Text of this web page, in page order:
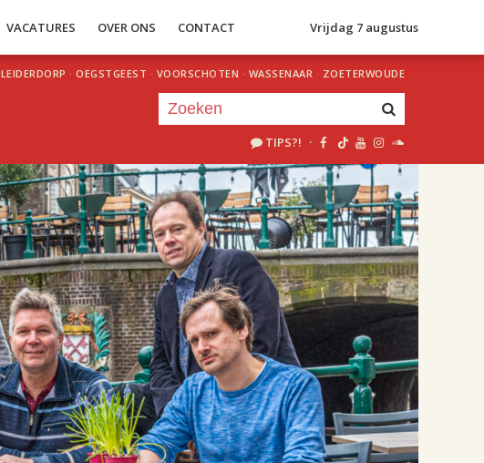
VACATURES OVER ONS CONTACT Vrijdag 7 augustus
LEIDERDORP · OEGSTGEEST · VOORSCHOTEN · WASSENAAR · ZOETERWOUDE
TIPS?! ·
18.00
Je luistert nu naaruur 1 van 1
«Vorig uur Volgend uur»